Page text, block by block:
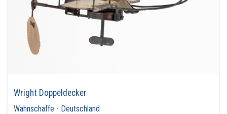
Wright Doppeldecker
Wahnschaffe - Deutschland